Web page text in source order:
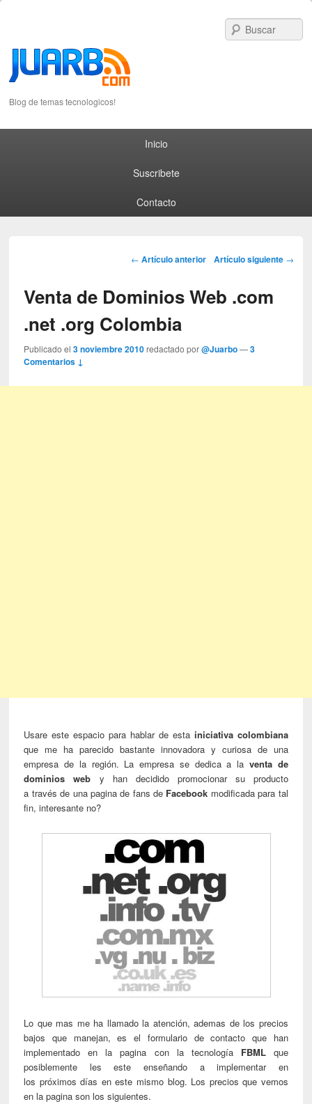
Blog de temas tecnologicos!
Inicio
Suscribete
Contacto
Post navigation
← Artículo anterior Artículo siguiente →
Venta de Dominios Web .com
.net .org Colombia
Publicado el3 noviembre 2010 redactado por@Juarbo —3
Comentarios ↓
Usare este espacio para hablar de esta iniciativa colombiana
que me ha parecido bastante innovadora y curiosa de una
empresa de la región. La empresa se dedica a la venta de
dominios web y han decidido promocionar su producto
a través de una pagina de fans de Facebook modificada para tal
fin, interesante no?
Lo que mas me ha llamado la atención, ademas de los precios
bajos que manejan, es el formulario de contacto que han
implementado en la pagina con la tecnología FBMLque
posiblemente les este enseñando a implementar en
los próximos días en este mismo blog. Los precios que vemos
en la pagina son los siguientes.